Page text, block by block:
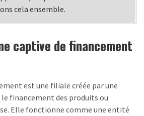
cela ensemble.
captive de financement
est une filiale créée par une
financement des produits ou
Elle fonctionne comme une entité